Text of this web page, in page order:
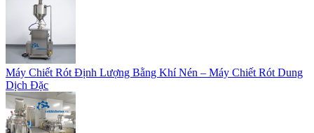
Máy Chiết Rót Định Lượng Bằng Khí Nén – Máy Chiết Rót Dung
Dịch Đặc